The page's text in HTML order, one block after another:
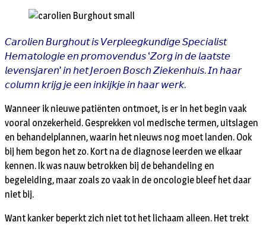
𝘊𝘢𝘳𝘰𝘭𝘪𝘦𝘯 𝘉𝘶𝘳𝘨𝘩𝘰𝘶𝘵 𝘪𝘴 𝘝𝘦𝘳𝘱𝘭𝘦𝘦𝘨𝘬𝘶𝘯𝘥𝘪𝘨𝘦 𝘚𝘱𝘦𝘤𝘪𝘢𝘭𝘪𝘴𝘵
𝘏𝘦𝘮𝘢𝘵𝘰𝘭𝘰𝘨𝘪𝘦 𝘦𝘯 𝘱𝘳𝘰𝘮𝘰𝘷𝘦𝘯𝘥𝘶𝘴 ‘𝘡𝘰𝘳𝘨 𝘪𝘯 𝘥𝘦 𝘭𝘢𝘢𝘵𝘴𝘵𝘦
𝘭𝘦𝘷𝘦𝘯𝘴𝘫𝘢𝘳𝘦𝘯’ 𝘪𝘯 𝘩𝘦𝘵 𝘑𝘦𝘳𝘰𝘦𝘯 𝘉𝘰𝘴𝘤𝘩 𝘡𝘪𝘦𝘬𝘦𝘯𝘩𝘶𝘪𝘴. 𝘐𝘯 𝘩𝘢𝘢𝘳
𝘤𝘰𝘭𝘶𝘮𝘯 𝘬𝘳𝘪𝘫𝘨 𝘫𝘦 𝘦𝘦𝘯 𝘪𝘯𝘬𝘪𝘫𝘬𝘫𝘦 𝘪𝘯 𝘩𝘢𝘢𝘳 𝘸𝘦𝘳𝘬.
Wanneer ik nieuwe patiënten ontmoet, is er in het begin vaak
vooral onzekerheid. Gesprekken vol medische termen, uitslagen
en behandelplannen, waarin het nieuws nog moet landen. Ook
bij hem begon het zo. Kort na de diagnose leerden we elkaar
kennen. Ik was nauw betrokken bij de behandeling en
begeleiding, maar zoals zo vaak in de oncologie bleef het daar
niet bij.
Want kanker beperkt zich niet tot het lichaam alleen. Het trekt